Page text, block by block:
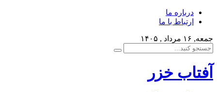
درباره ما
ارتباط با ما
جمعه, ۱۶ مرداد , ۱۴۰۵
آفتاب خزر